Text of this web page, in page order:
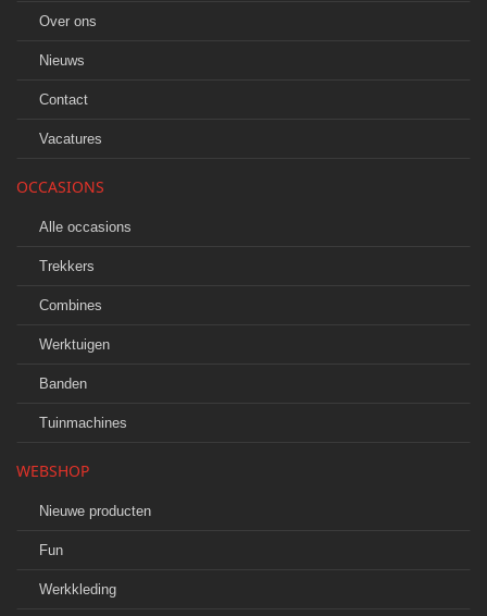
Over ons
Nieuws
Contact
Vacatures
OCCASIONS
Alle occasions
Trekkers
Combines
Werktuigen
Banden
Tuinmachines
WEBSHOP
Nieuwe producten
Fun
Werkkleding